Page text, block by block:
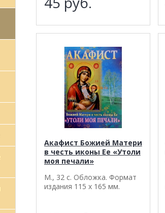
Акафист Божией Матери
в честь иконы Ее «Утоли
моя печали»
М., 32 с. Обложка. Формат
издания 115 х 165 мм.